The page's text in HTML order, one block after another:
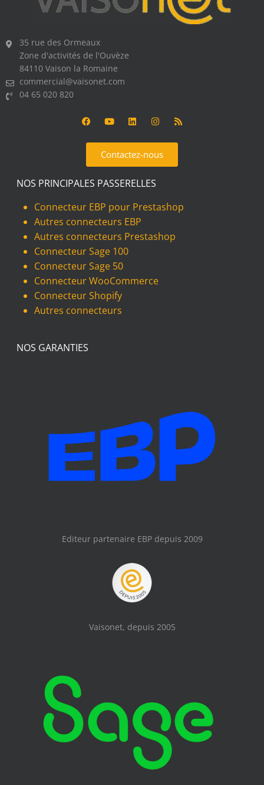
35 rue des Ormeaux
Zone d'activités de l'Ouvèze
84110 Vaison la Romaine
commercial@vaisonet.com
04 65 020 820
Contactez-nous
NOS PRINCIPALES PASSERELLES
Connecteur EBP pour Prestashop
Autres connecteurs EBP
Autres connecteurs Prestashop
Connecteur Sage 100
Connecteur Sage 50
Connecteur WooCommerce
Connecteur Shopify
Autres connecteurs
NOS GARANTIES
Editeur partenaire EBP depuis 2009
Vaisonet, depuis 2005